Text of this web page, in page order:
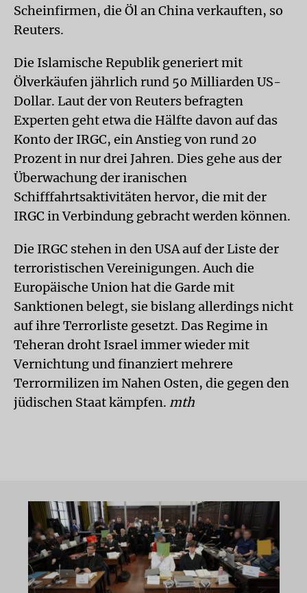
Scheinfirmen, die Öl an China verkauften, so
Reuters.
Die Islamische Republik generiert mit
Ölverkäufen jährlich rund 50 Milliarden US-
Dollar. Laut der von Reuters befragten
Experten geht etwa die Hälfte davon auf das
Konto der IRGC, ein Anstieg von rund 20
Prozent in nur drei Jahren. Dies gehe aus der
Überwachung der iranischen
Schifffahrtsaktivitäten hervor, die mit der
IRGC in Verbindung gebracht werden können.
Die IRGC stehen in den USA auf der Liste der
terroristischen Vereinigungen. Auch die
Europäische Union hat die Garde mit
Sanktionen belegt, sie bislang allerdings nicht
auf ihre Terrorliste gesetzt. Das Regime in
Teheran droht Israel immer wieder mit
Vernichtung und finanziert mehrere
Terrormilizen im Nahen Osten, die gegen den
jüdischen Staat kämpfen. mth